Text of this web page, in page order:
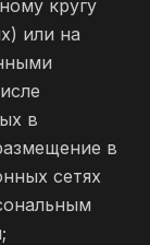
кругу
или на
в
в
сетях